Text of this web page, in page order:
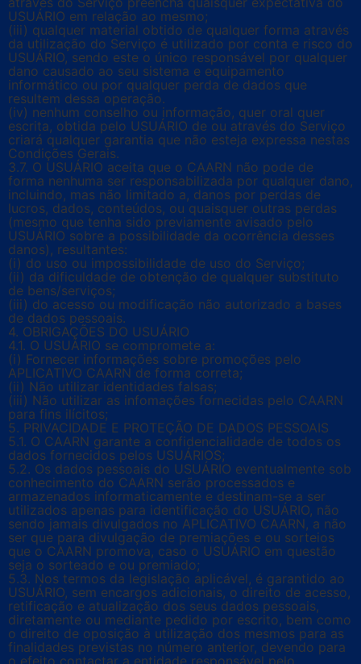
USUÁRIO em relação ao mesmo;
(iii) qualquer material obtido de qualquer forma através
da utilização do Serviço é utilizado por conta e risco do
USUÁRIO, sendo este o único responsável por qualquer
dano causado ao seu sistema e equipamento
informático ou por qualquer perda de dados que
resultem dessa operação.
(iv) nenhum conselho ou informação, quer oral quer
escrita, obtida pelo USUÁRIO de ou através do Serviço
criará qualquer garantia que não esteja expressa nestas
Condições Gerais.
3.7. O USUÁRIO aceita que o CAARN não pode de
forma nenhuma ser responsabilizada por qualquer dano,
incluindo, mas não limitado a, danos por perdas de
lucros, dados, conteúdos, ou quaisquer outras perdas
(mesmo que tenha sido previamente avisado pelo
USUÁRIO sobre a possibilidade da ocorrência desses
danos), resultantes:
(i) do uso ou impossibilidade de uso do Serviço;
(ii) da dificuldade de obtenção de qualquer substituto
de bens/serviços;
(iii) do acesso ou modificação não autorizado a bases
de dados pessoais.
4. OBRIGAÇÕES DO USUÁRIO
4.1. O USUÁRIO se compromete a:
(i) Fornecer informações sobre promoções pelo
APLICATIVO CAARN de forma correta;
(ii) Não utilizar identidades falsas;
(iii) Não utilizar as infomações fornecidas pelo CAARN
para fins ilícitos;
5. PRIVACIDADE E PROTEÇÃO DE DADOS PESSOAIS
5.1. O CAARN garante a confidencialidade de todos os
dados fornecidos pelos USUÁRIOS;
5.2. Os dados pessoais do USUÁRIO eventualmente sob
conhecimento do CAARN serão processados e
armazenados informaticamente e destinam-se a ser
utilizados apenas para identificação do USUÁRIO, não
sendo jamais divulgados no APLICATIVO CAARN, a não
ser que para divulgação de premiações e ou sorteios
que o CAARN promova, caso o USUÁRIO em questão
seja o sorteado e ou premiado;
5.3. Nos termos da legislação aplicável, é garantido ao
USUÁRIO, sem encargos adicionais, o direito de acesso,
retificação e atualização dos seus dados pessoais,
diretamente ou mediante pedido por escrito, bem como
o direito de oposição à utilização dos mesmos para as
finalidades previstas no número anterior, devendo para
o efeito contactar a entidade responsável pelo